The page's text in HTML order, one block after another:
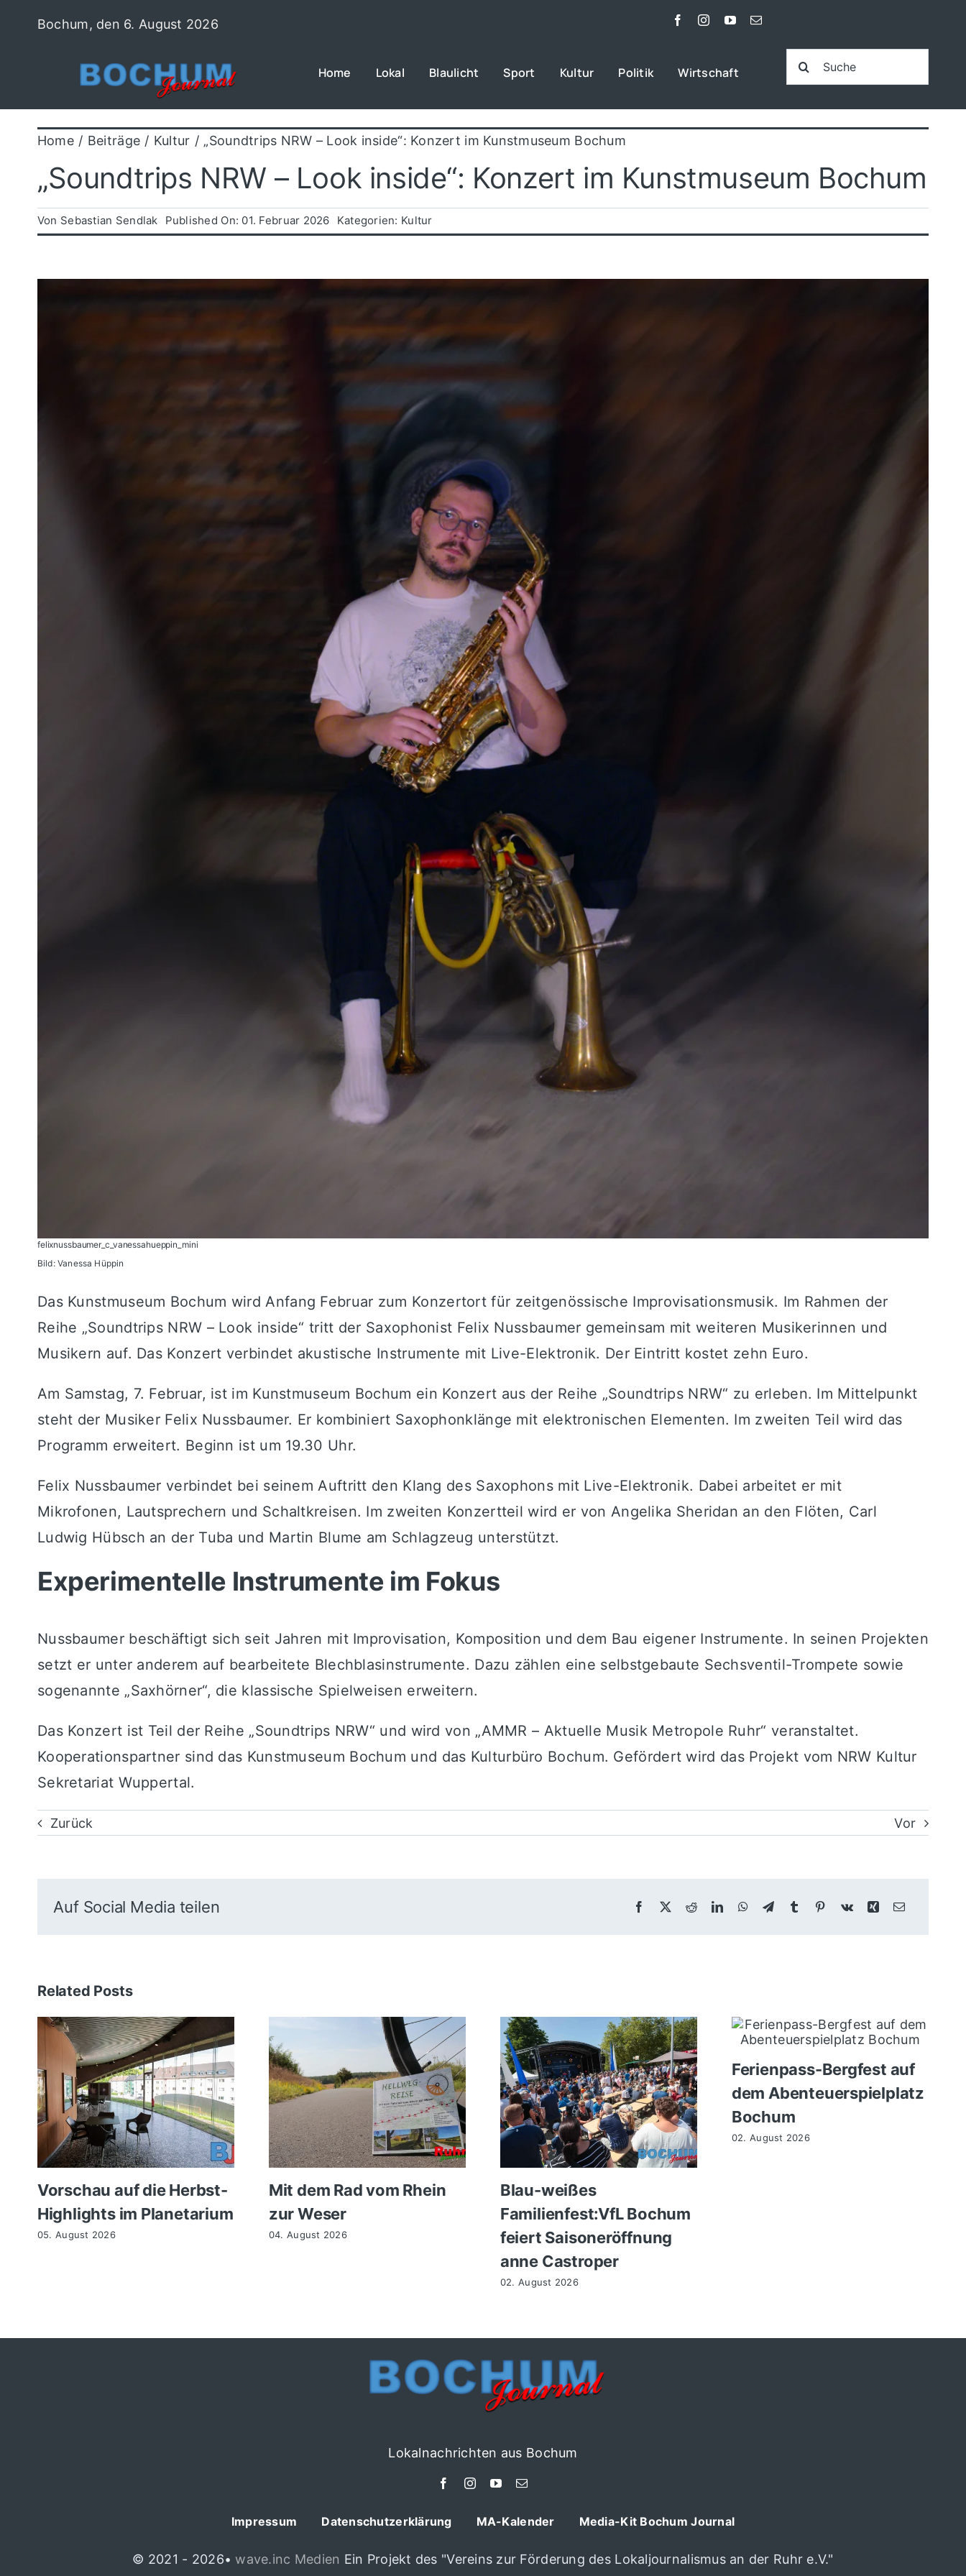
Bochum, den 6. August 2026
Home Lokal Blaulicht Sport Kultur Politik Wirtschaft
Suche
nach:
Home Beiträge Kultur „Soundtrips NRW – Look inside“: Konzert im Kunstmuseum Bochum
„Soundtrips NRW – Look inside“: Konzert im Kunstmuseum Bochum
Von Sebastian Sendlak Published On: 01. Februar 2026 Kategorien: Kultur
felixnussbaumer_c_vanessahueppin_mini
Bild: Vanessa Hüppin
Das Kunstmuseum Bochum wird Anfang Februar zum Konzertort für zeitgenössische Improvisationsmusik. Im Rahmen der
Reihe „Soundtrips NRW – Look inside“ tritt der Saxophonist Felix Nussbaumer gemeinsam mit weiteren Musikerinnen und
Musikern auf. Das Konzert verbindet akustische Instrumente mit Live-Elektronik. Der Eintritt kostet zehn Euro.
Am Samstag, 7. Februar, ist im Kunstmuseum Bochum ein Konzert aus der Reihe „Soundtrips NRW“ zu erleben. Im Mittelpunkt
steht der Musiker Felix Nussbaumer. Er kombiniert Saxophonklänge mit elektronischen Elementen. Im zweiten Teil wird das
Programm erweitert. Beginn ist um 19.30 Uhr.
Felix Nussbaumer verbindet bei seinem Auftritt den Klang des Saxophons mit Live-Elektronik. Dabei arbeitet er mit
Mikrofonen, Lautsprechern und Schaltkreisen. Im zweiten Konzertteil wird er von Angelika Sheridan an den Flöten, Carl
Ludwig Hübsch an der Tuba und Martin Blume am Schlagzeug unterstützt.
Experimentelle Instrumente im Fokus
Nussbaumer beschäftigt sich seit Jahren mit Improvisation, Komposition und dem Bau eigener Instrumente. In seinen Projekten
setzt er unter anderem auf bearbeitete Blechblasinstrumente. Dazu zählen eine selbstgebaute Sechsventil-Trompete sowie
sogenannte „Saxhörner“, die klassische Spielweisen erweitern.
Das Konzert ist Teil der Reihe „Soundtrips NRW“ und wird von „AMMR – Aktuelle Musik Metropole Ruhr“ veranstaltet.
Kooperationspartner sind das Kunstmuseum Bochum und das Kulturbüro Bochum. Gefördert wird das Projekt vom NRW Kultur
Sekretariat Wuppertal.
Zurück Vor
Auf Social Media teilen
Related Posts
Vorschau auf die Herbst-
Highlights im Planetarium
05. August 2026
Mit dem Rad vom Rhein
zur Weser
04. August 2026
Blau-weißes
Familienfest:VfL Bochum
feiert Saisoneröffnung
anne Castroper
02. August 2026
Ferienpass-Bergfest auf
dem Abenteuerspielplatz
Bochum
02. August 2026
Lokalnachrichten aus Bochum
Impressum Datenschutzerklärung MA-Kalender Media-Kit Bochum Journal
© 2021 - 2026•wave.inc Medien Ein Projekt des "Vereins zur Förderung des Lokaljournalismus an der Ruhr e.V."